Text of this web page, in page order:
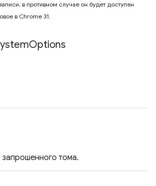
в противном случае он будет доступен
в Chrome 31.
Options
тома.